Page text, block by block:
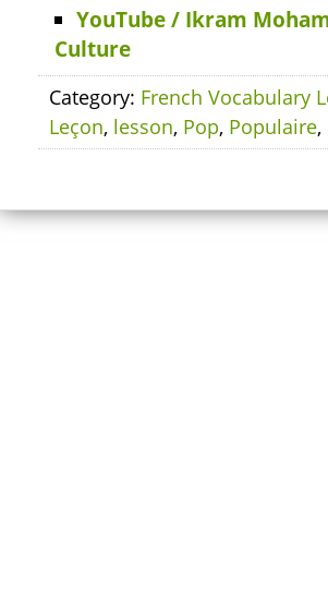
YouTube / Ikram
Culture
Category: French Vocabulary
Leçon, lesson, Pop, Populaire,